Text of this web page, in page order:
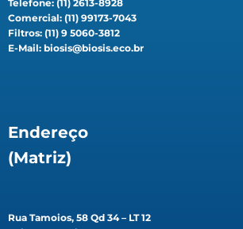
Telefone: (11) 2613-8928
Comercial: (11) 99173-7043
Filtros: (11) 9 5060-3812
E-Mail: biosis@biosis.eco.br
Endereço
(Matriz)
Rua Tamoios, 58 Qd 34 – LT 12